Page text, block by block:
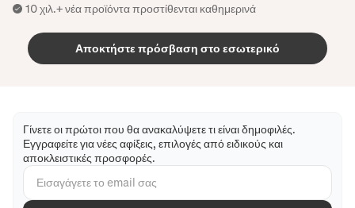
10 χιλ.+ νέα προϊόντα προστίθενται καθημερινά
Αποκτήστε πρόσβαση στο εσωτερικό
Γίνετε οι πρώτοι που θα ανακαλύψετε τι είναι δημοφιλές.
Εγγραφείτε για νέες αφίξεις, επιλογές από ειδικούς και
αποκλειστικές προσφορές.